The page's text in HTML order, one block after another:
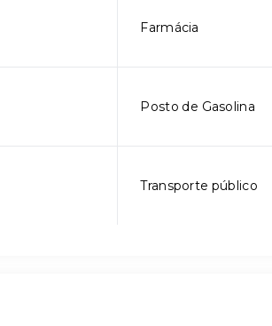
Farmácia
Posto de Gasolina
Transporte público